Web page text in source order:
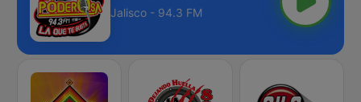
Jalisco - 94.3 FM